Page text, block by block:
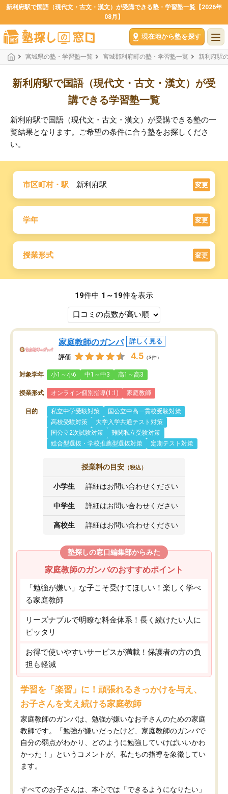
新利府駅で国語（現代文・古文・漢文）が受講できる塾・学習塾一覧【2026年
08月】
現在地から塾を探す
宮城県の塾・学習塾一覧 宮城郡利府町の塾・学習塾一覧 新利府駅
新利府駅で国語（現代文・古文・漢文）が受
講できる学習塾一覧
新利府駅で国語（現代文・古文・漢文）が受講できる塾の一
覧結果となります。ご希望の条件に合う塾をお探しくださ
い。
市区町村・駅 新利府駅 変更
学年 変更
授業形式 変更
19件中 1～19件を表示
家庭教師のガンバ 詳しく見る
評価 4.5 （3件）
対象学年 小1～小6 中1～中3 高1～高3
授業形式 オンライン個別指導(1:1) 家庭教師
目的 私立中学受験対策
国公立中高一貫校受験対策
高校受験対策
大学入学共通テスト対策
国公立2次試験対策
難関私立受験対策
総合型選抜・学校推薦型選抜対策
定期テスト対策
授業料の目安 （税込）
小学生 詳細はお問い合わせください
中学生 詳細はお問い合わせください
高校生 詳細はお問い合わせください
塾探しの窓口編集部からみた
家庭教師のガンバのおすすめポイント
「勉強が嫌い」な子こそ受けてほしい！楽しく学べ
る家庭教師
リーズナブルで明瞭な料金体系！長く続けたい人に
ピッタリ
お得で使いやすいサービスが満載！保護者の方の負
担も軽減
学習を「楽習」に！頑張れるきっかけを与え、
お子さんを支え続ける家庭教師
家庭教師のガンバは、勉強が嫌いなお子さんのための家庭
教師です。「勉強が嫌いだったけど、家庭教師のガンバで
自分の弱点がわかり、どのように勉強していけばいいかわ
かった！」というコメントが、私たちの指導を象徴してい
ます。
すべてのお子さんは、本心では「できるようになりたい」